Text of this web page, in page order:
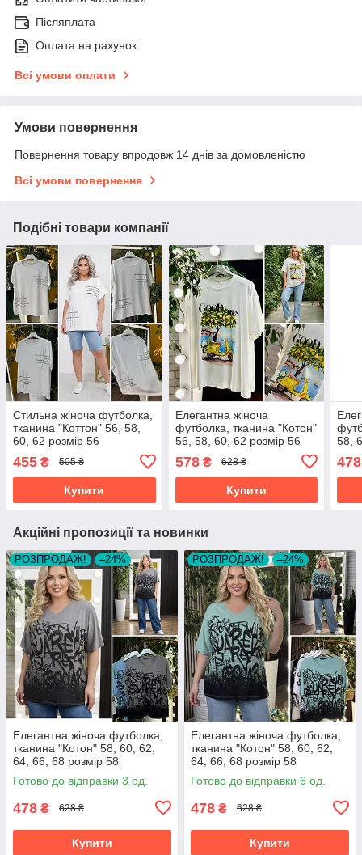
Післяплата
Оплата на рахунок
Всі умови оплати
Умови повернення
Повернення товару впродовж 14 днів за домовленістю
Всі умови повернення
Подібні товари компанії
Стильна жіноча футболка,
тканина "Коттон" 56, 58,
60, 62 розмір 56
455 ₴ 505 ₴
Купити
Елегантна жіноча
футболка, тканина "Котон"
56, 58, 60, 62 розмір 56
578₴ 628 ₴
Купити
58,
478
Акційні пропозиції та новинки
РОЗПРОДАЖ! –24%
Елегантна жіноча футболка,
тканина "Котон" 58, 60, 62,
64, 66, 68 розмір 58
Готово до відправки 3 од.
478 ₴ 628 ₴
Купити
РОЗПРОДАЖ! –24%
Елегантна жіноча футболка,
тканина "Котон" 58, 60, 62,
64, 66, 68 розмір 58
Готово до відправки 6 од.
478 ₴ 628 ₴
Купити